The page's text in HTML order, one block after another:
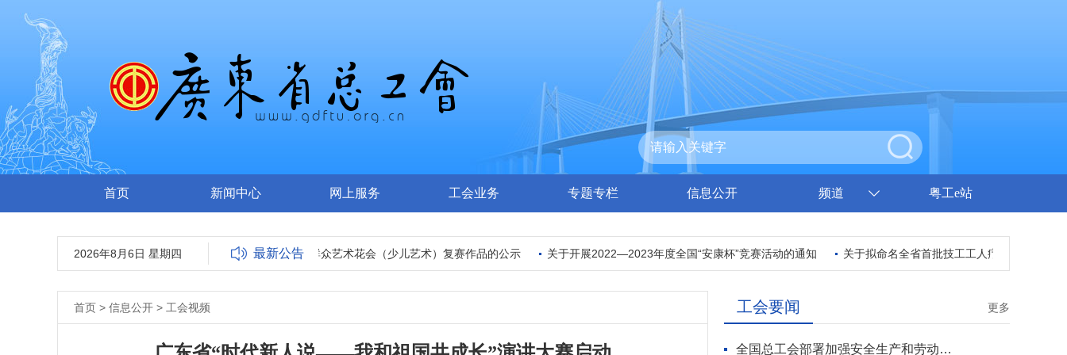
首页 新闻中心 网上服务 工会业务 专题专栏 信息公开 频道 粤工e站
2026年8月6日 星期四 最新公告
关于报送2022广东省群众艺术花会（少儿艺术）复赛作品的公示 关于开展2022—2023年度全国“安康杯”竞赛活动的通知 关于拟命名全省首批技工工人疗休养基地的公示
首页 > 信息公开 > 工会视频 工会要闻 更多
全国总工会部署加强安全生产和劳动保护工作